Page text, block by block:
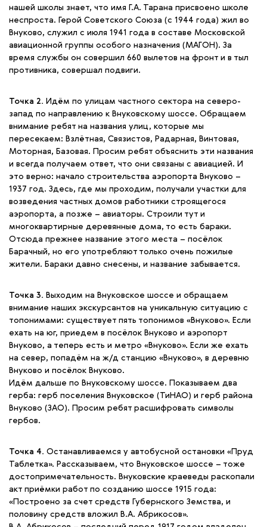
нашей школы знает, что имя Г.А. Тарана присвоено школе
неспроста. Герой Советского Союза (с 1944 года) жил во
Внуково, служил с июля 1941 года в составе Московской
авиационной группы особого назначения (МАГОН). За
время службы он совершил 660 вылетов на фронт и в тыл
противника, совершал подвиги.
Точка 2. Идём по улицам частного сектора на северо-
запад по направлению к Внуковскому шоссе. Обращаем
внимание ребят на названия улиц, которые мы
пересекаем: Взлётная, Связистов, Радарная, Винтовая,
Моторная, Базовая. Просим ребят объяснить эти названия
и всегда получаем ответ, что они связаны с авиацией. И
это верно: начало строительства аэропорта Внуково –
1937 год. Здесь, где мы проходим, получали участки для
возведения частных домов работники строящегося
аэропорта, а позже – авиаторы. Строили тут и
многоквартирные деревянные дома, то есть бараки.
Отсюда прежнее название этого места – посёлок
Барачный, но его употребляют только очень пожилые
жители. Бараки давно снесены, и название забывается.
Точка 3. Выходим на Внуковское шоссе и обращаем
внимание наших экскурсантов на уникальную ситуацию с
топонимами: существует пять топонимов «Внуково». Если
ехать на юг, приедем в посёлок Внуково и аэропорт
Внуково, а теперь есть и метро «Внуково». Если же ехать
на север, попадём на ж/д станцию «Внуково», в деревню
Внуково и посёлок Внуково.
Идём дальше по Внуковскому шоссе. Показываем два
герба: герб поселения Внуковское (ТиНАО) и герб района
Внуково (ЗАО). Просим ребят расшифровать символы
гербов.
Точка 4. Останавливаемся у автобусной остановки «Пруд
Таблетка». Рассказываем, что Внуковское шоссе – тоже
достопримечательность. Внуковские краеведы раскопали
акт приёмки работ по созданию шоссе 1915 года:
«Построено за счет средств Губернского Земства, и
половину средств вложил В.А. Абрикосов».